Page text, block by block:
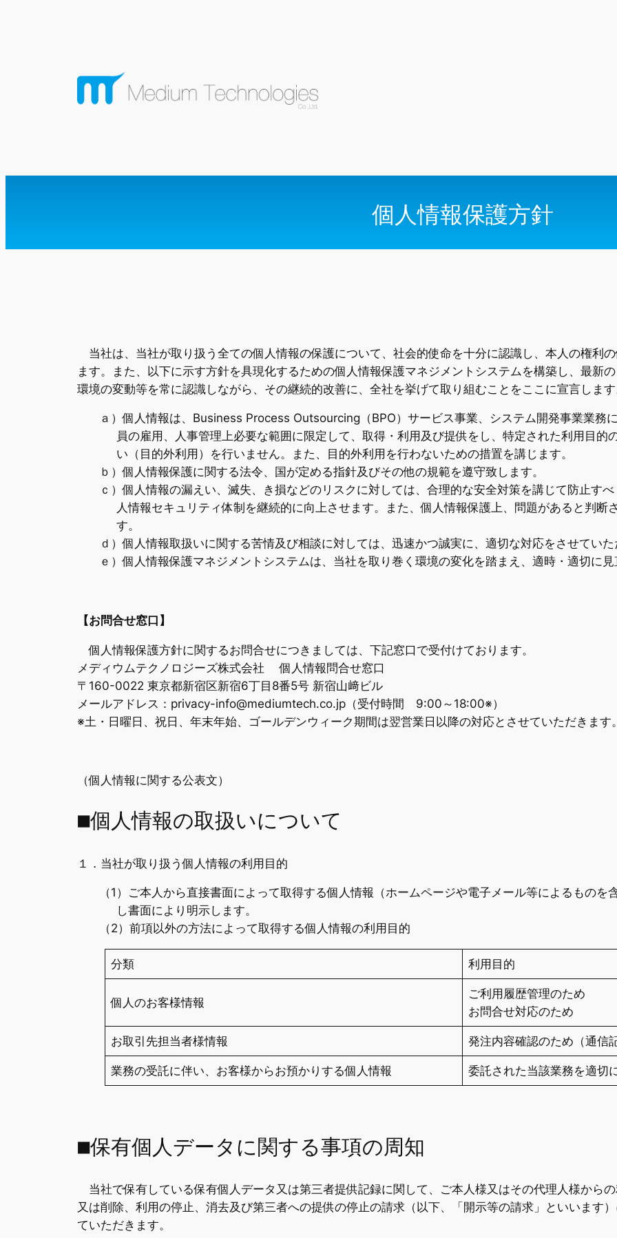
個人情報保護方針
当社は、当社が取り扱う全ての個人情報の保護について、社会的使命を十分に認識し、本人の権利
ます。また、以下に示す方針を具現化するための個人情報保護マネジメントシステムを構築し、最新
環境の変動等を常に認識しながら、その継続的改善に、全社を挙げて取り組むことをここに宣言しま
ａ）個人情報は、Business Process Outsourcing（BPO）サービス事業、システム開発事業業務
員の雇用、人事管理上必要な範囲に限定して、取得・利用及び提供をし、特定された利用目的
い（目的外利用）を行いません。また、目的外利用を行わないための措置を講じます。
ｂ）個人情報保護に関する法令、国が定める指針及びその他の規範を遵守致します。
ｃ）個人情報の漏えい、滅失、き損などのリスクに対しては、合理的な安全対策を講じて防止す
人情報セキュリティ体制を継続的に向上させます。また、個人情報保護上、問題があると判断
す。
ｄ）個人情報取扱いに関する苦情及び相談に対しては、迅速かつ誠実に、適切な対応をさせてい
ｅ）個人情報保護マネジメントシステムは、当社を取り巻く環境の変化を踏まえ、適時・適切に
【お問合せ窓口】
個人情報保護方針に関するお問合せにつきましては、下記窓口で受付けております。
メディウムテクノロジーズ株式会社 個人情報問合せ窓口
〒160-0022 東京都新宿区新宿6丁目8番5号 新宿山﨑ビル
メールアドレス：privacy-info@mediumtech.co.jp（受付時間 9:00～18:00※）
※土・日曜日、祝日、年末年始、ゴールデンウィーク期間は翌営業日以降の対応とさせていただきます
（個人情報に関する公表文）
■個人情報の取扱いについて
１．当社が取り扱う個人情報の利用目的
（1）ご本人から直接書面によって取得する個人情報（ホームページや電子メール等によるもの
し書面により明示します。
（2）前項以外の方法によって取得する個人情報の利用目的
分類 利用目的
個人のお客様情報
ご利用履歴管理のため
お問合せ対応のため
お取引先担当者様情報 発注内容確認のため（通信
業務の受託に伴い、お客様からお預かりする個人情報 委託された当該業務を適切
■保有個人データに関する事項の周知
当社で保有している保有個人データ又は第三者提供記録に関して、ご本人様又はその代理人様から
又は削除、利用の停止、消去及び第三者への提供の停止の請求（以下、「開示等の請求」といいます
ていただきます。